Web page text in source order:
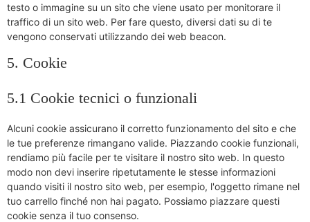
testo o immagine su un sito che viene usato per monitorare il
traffico di un sito web. Per fare questo, diversi dati su di te
vengono conservati utilizzando dei web beacon.
5. Cookie
5.1 Cookie tecnici o funzionali
Alcuni cookie assicurano il corretto funzionamento del sito e che
le tue preferenze rimangano valide. Piazzando cookie funzionali,
rendiamo più facile per te visitare il nostro sito web. In questo
modo non devi inserire ripetutamente le stesse informazioni
quando visiti il nostro sito web, per esempio, l'oggetto rimane nel
tuo carrello finché non hai pagato. Possiamo piazzare questi
cookie senza il tuo consenso.